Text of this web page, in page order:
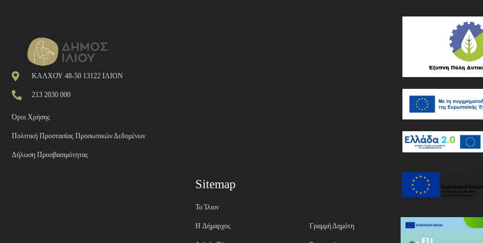
ΚΑΛΧΟΥ 48-50 13122 ΙΛΙΟΝ
213 2030 000
Όροι Χρήσης
Πολιτική Προστασίας Προσωπικών Δεδομένων
Δήλωση Προσβασιμότητας
Sitemap
Το Ίλιον
H Δήμαρχος Γραμμή Δημότη